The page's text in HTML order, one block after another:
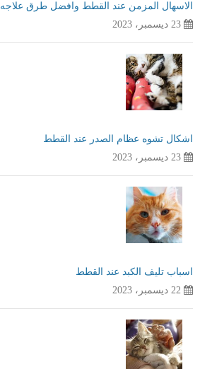
الاسهال المزمن عند القطط وافضل طرق علاجه
23 ديسمبر، 2023
اشكال تشوه عظام الصدر عند القطط
23 ديسمبر، 2023
اسباب تليف الكبد عند القطط
22 ديسمبر، 2023